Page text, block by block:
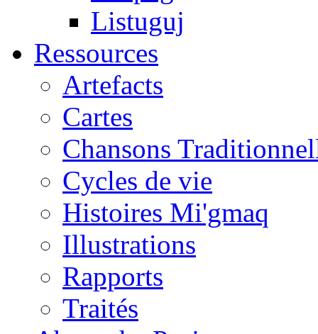
Listuguj
Ressources
Artefacts
Cartes
Chansons
Cycles de vie
Histoires Mi'gmaq
Illustrations
Rapports
Traités